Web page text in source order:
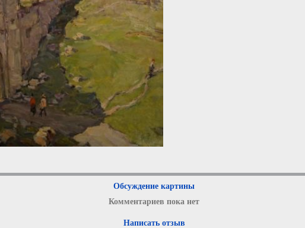
Обсуждение картины
Комментариев пока нет
Написать отзыв